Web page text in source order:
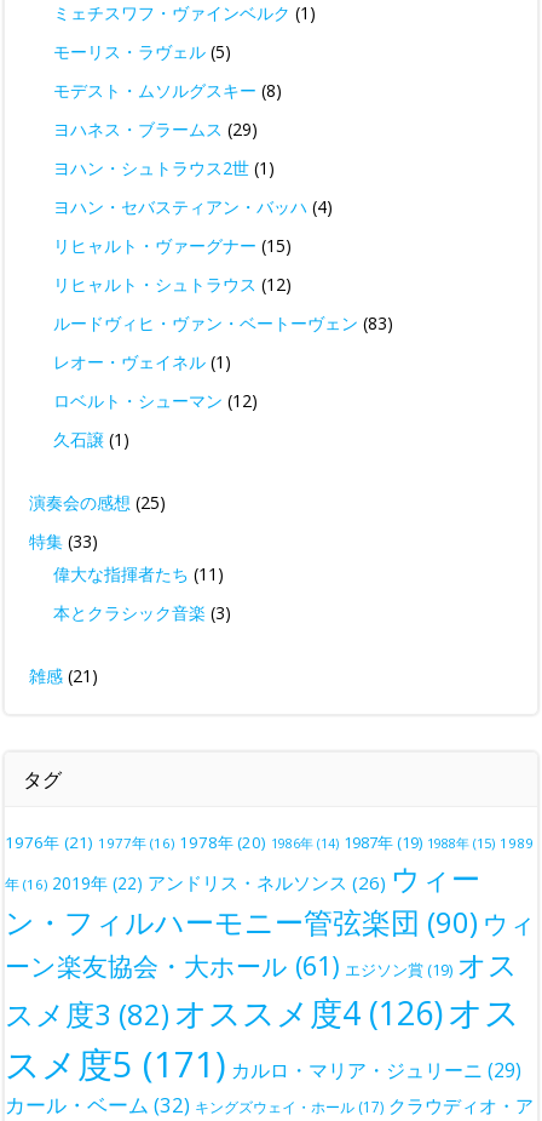
ミェチスワフ・ヴァインベルク (1)
モーリス・ラヴェル (5)
モデスト・ムソルグスキー (8)
ヨハネス・ブラームス (29)
ヨハン・シュトラウス2世 (1)
ヨハン・セバスティアン・バッハ (4)
リヒャルト・ヴァーグナー (15)
リヒャルト・シュトラウス (12)
ルードヴィヒ・ヴァン・ベートーヴェン (83)
レオー・ヴェイネル (1)
ロベルト・シューマン (12)
久石譲 (1)
演奏会の感想 (25)
特集 (33)
偉大な指揮者たち (11)
本とクラシック音楽 (3)
雑感 (21)
タグ
1976年 (21) 1977年 (16) 1978年(20) 1986年 (14) 1987年(19) 1988年 (15) 1989
年 (16) 2019年 (22) アンドリス・ネルソンス (26) ウィー
ン・フィルハーモニー管弦楽団 (90) ウィ
ーン楽友協会・大ホール (61) エジソン賞(19) オス
スメ度3 (82) オススメ度4 (126)オス
スメ度5 (171) カルロ・マリア・ジュリーニ (29)
カール・ベーム (32) キングズウェイ・ホール (17) クラウディオ・ア